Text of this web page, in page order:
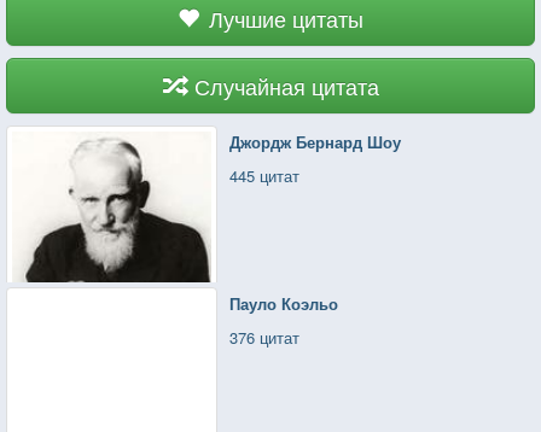
Лучшие цитаты
Случайная цитата
Джордж Бернард Шоу
445 цитат
Пауло Коэльо
376 цитат